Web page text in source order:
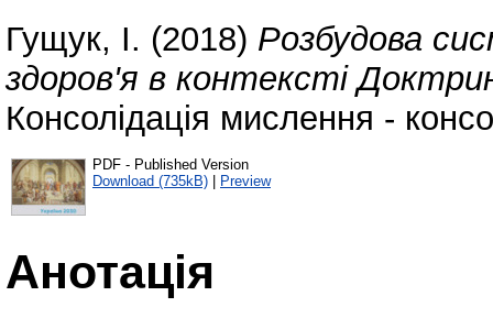
Гущук, І. (2018) Розбудова
здоров'я в контексті
Консолідація мислення -
PDF - Published Version
Download (735kB) | Preview
Анотація